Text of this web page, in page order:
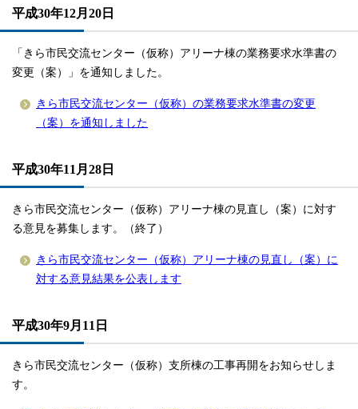
平成30年12月20日
「きら市民交流センター（仮称）アリーナ棟の業務要求水準書の
変更（案）」を通知しました。
きら市民交流センター（仮称）の業務要求水準書の変更
（案）を通知しました
平成30年11月28日
きら市民交流センター（仮称）アリーナ棟の見直し（案）に対す
る意見を募集します。（終了）
きら市民交流センター（仮称）アリーナ棟の見直し（案）に
対する意見結果を公表します
平成30年9月11日
きら市民交流センター（仮称）支所棟の工事再開をお知らせしま
す。